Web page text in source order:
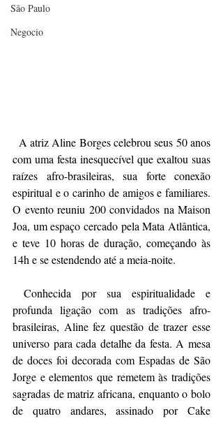
São Paulo
Negocio
com uma festa inesquecível que exaltou suas
raízes afro-brasileiras, sua forte conexão
espiritual e o carinho de amigos e familiares.
O evento reuniu 200 convidados na Maison
Joa, um espaço cercado pela Mata Atlântica,
e teve 10 horas de duração, começando às
14h e se estendendo até a meia-noite.
Conhecida por sua espiritualidade e
profunda ligação com as tradições afro-
brasileiras, Aline fez questão de trazer esse
universo para cada detalhe da festa. A mesa
de doces foi decorada com Espadas de São
Jorge e elementos que remetem às tradições
sagradas de matriz africana, enquanto o bolo
de quatro andares, assinado por Cake